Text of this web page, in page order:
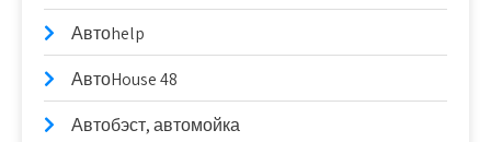
Автоhelp
АвтоHouse 48
Автобэст, автомойка